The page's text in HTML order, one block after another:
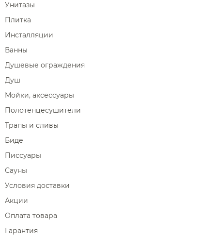
Унитазы
Плитка
Инсталляции
Ванны
Душевые ограждения
Душ
Мойки, аксессуары
Полотенцесушители
Трапы и сливы
Биде
Писсуары
Сауны
Условия доставки
Акции
Оплата товара
Гарантия